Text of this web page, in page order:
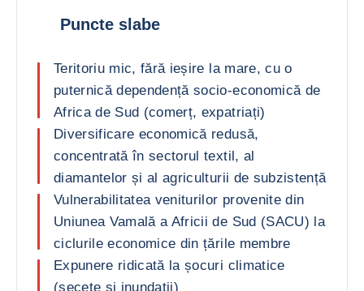
Puncte slabe
Teritoriu mic, fără ieșire la mare, cu o
puternică dependență socio-economică de
Africa de Sud (comerț, expatriați)
Diversificare economică redusă,
concentrată în sectorul textil, al
diamantelor și al agriculturii de subzistență
Vulnerabilitatea veniturilor provenite din
Uniunea Vamală a Africii de Sud (SACU) la
ciclurile economice din țările membre
Expunere ridicată la șocuri climatice
(secete și inundații)